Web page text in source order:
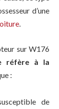
d’une
.
sur W176
réfère à la
:
de